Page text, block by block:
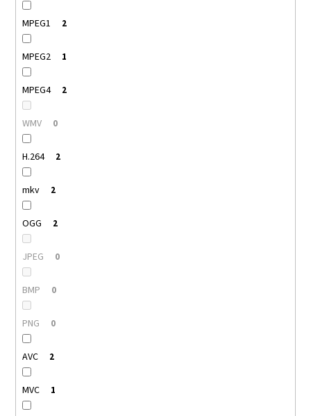
MPEG1 2
MPEG2 1
MPEG4 2
WMV 0
H.264 2
mkv 2
OGG 2
JPEG 0
BMP 0
PNG 0
AVC 2
MVC 1